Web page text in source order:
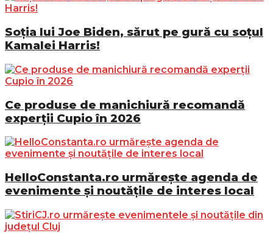
Soția lui Joe Biden, sărut pe gură cu soțul
Kamalei Harris!
Ce produse de manichiură recomandă
experții Cupio în 2026
HelloConstanta.ro urmărește agenda de
evenimente și noutățile de interes local